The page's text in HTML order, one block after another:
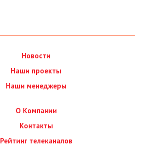
Новости
Наши проекты
Наши менеджеры
О Компании
Контакты
Рейтинг телеканалов